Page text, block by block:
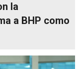
la
a BHP como